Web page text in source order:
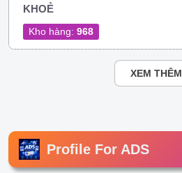
KHOẺ
Kho hàng: 968
XEM THÊM
Profile For ADS